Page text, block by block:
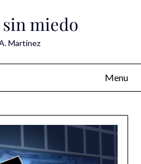
miedo
Martínez
Menu